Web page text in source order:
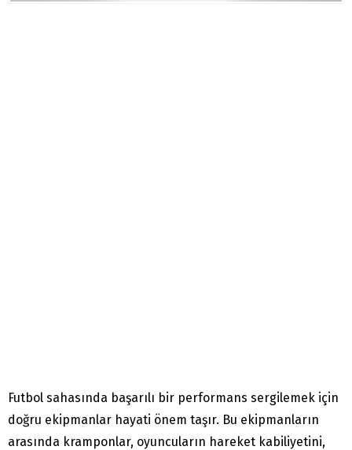
Futbol sahasında başarılı bir performans sergilemek için
doğru ekipmanlar hayati önem taşır. Bu ekipmanların
arasında kramponlar, oyuncuların hareket kabiliyetini,